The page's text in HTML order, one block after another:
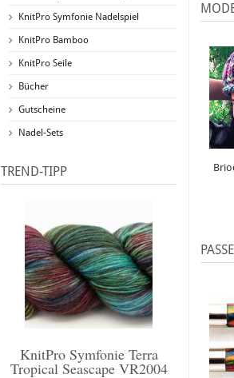
KnitPro Symfonie Nadelspiel
KnitPro Bamboo
KnitPro Seile
Bücher
Gutscheine
Nadel-Sets
TREND-TIPP
KnitPro Symfonie Terra
Tropical Seascape VR2004